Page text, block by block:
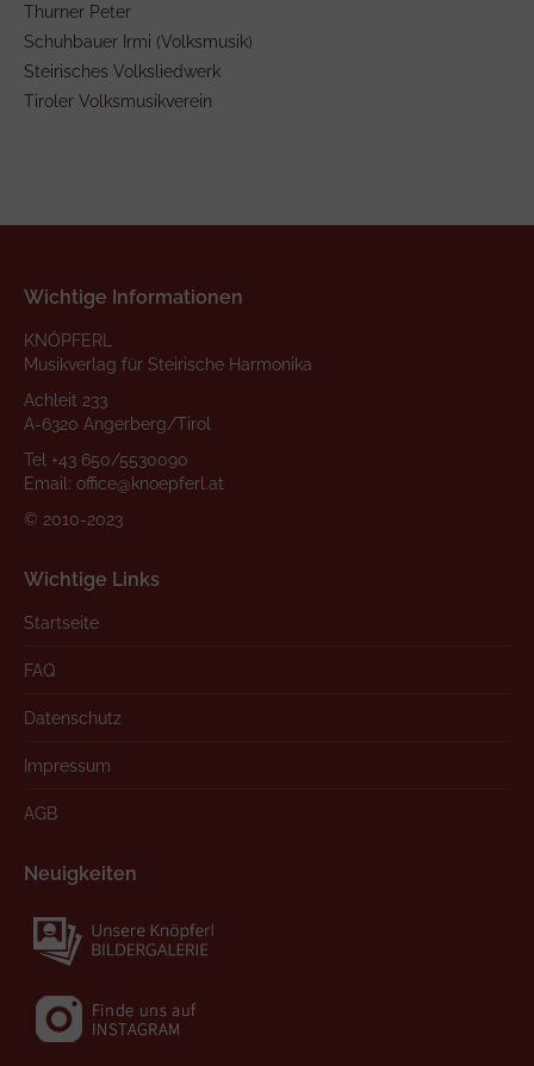
Thurner Peter
Schuhbauer Irmi (Volksmusik)
Steirisches Volksliedwerk
Tiroler Volksmusikverein
Wichtige Informationen
KNÖPFERL
Musikverlag für Steirische Harmonika
Achleit 233
A-6320 Angerberg/Tirol
Tel +43 650/5530090
Email: office@knoepferl.at
© 2010-2023
Wichtige Links
Startseite
FAQ
Datenschutz
Impressum
AGB
Neuigkeiten